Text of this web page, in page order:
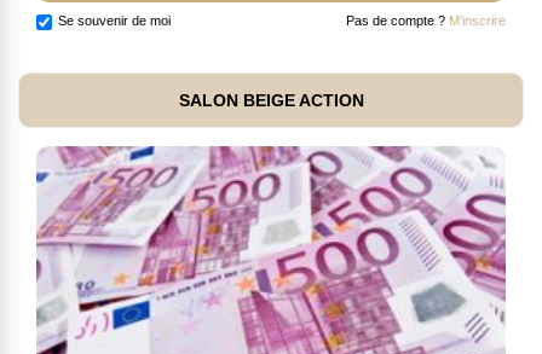
Se souvenir de moi Pas de compte ? M'inscrire
SALON BEIGE ACTION